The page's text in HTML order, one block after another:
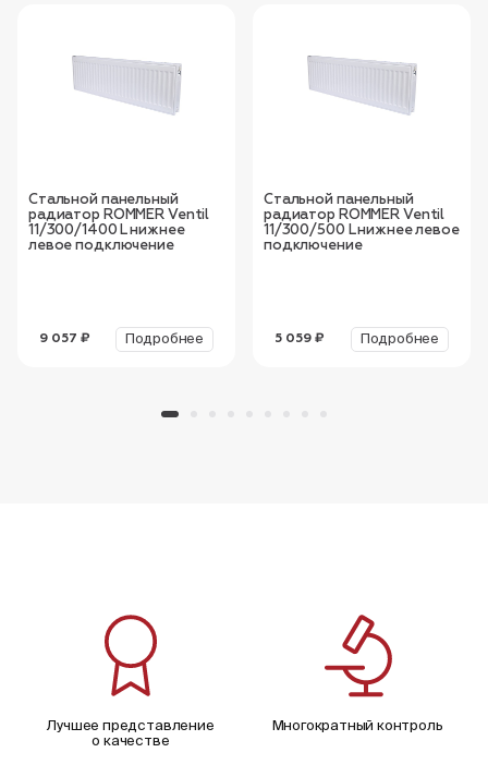
Стальной панельный
радиатор ROMMER Ventil
11/300/1400 L нижнее
левое подключение
9 057 ₽ Подробнее
Стальной панельный
радиатор ROMMER Ventil
11/300/500 L нижнее левое
подключение
5 059 ₽ Подробнее
Лучшее представление
о качестве
Многократный контроль